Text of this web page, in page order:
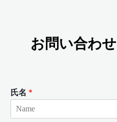
お問い合わ
氏名 *